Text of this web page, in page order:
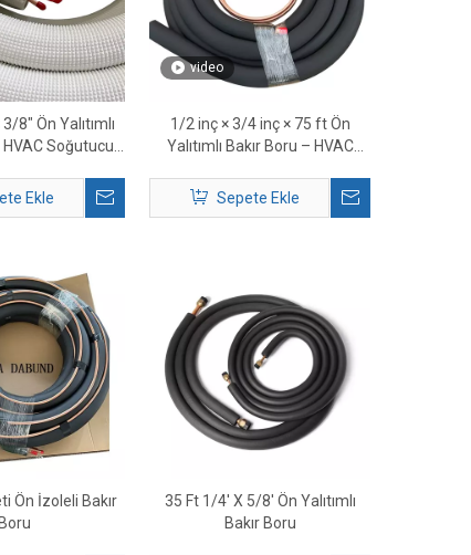
8″ Ön Yalıtımlı
HVAC Soğutucu
Ekle
video
1/2 inç × 3/4 inç × 75 ft Ön
Yalıtımlı Bakır Boru – HVAC
Sepete Ekle
Ön İzoleli Bakır
Boru
35 Ft 1/4' X 5/8' Ön Yalıtımlı
Bakır Boru